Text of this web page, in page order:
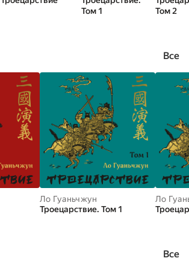
Том 1
Том 2
Все
Ло Гуаньчжун
Троецарствие. Том 1
Ло
Все